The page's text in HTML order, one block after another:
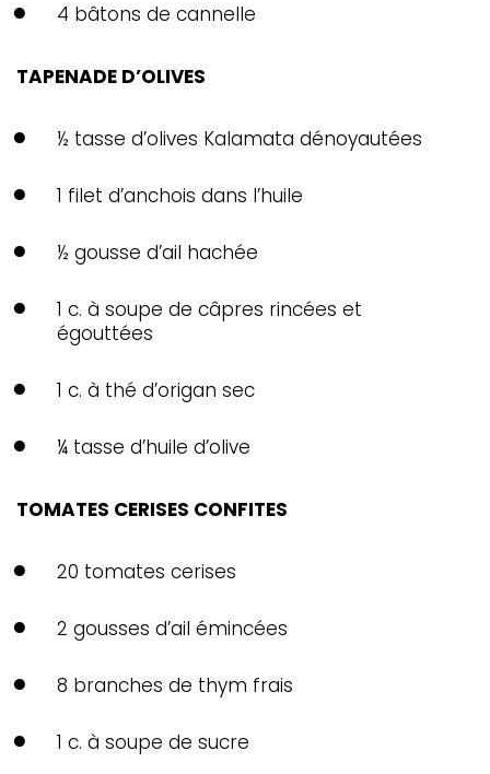
4 bâtons de cannelle
TAPENADE D’OLIVES
½ tasse d’olives Kalamata dénoyautées
1 filet d’anchois dans l’huile
½ gousse d’ail hachée
1 c. à soupe de câpres rincées et
égouttées
1 c. à thé d’origan sec
¼ tasse d’huile d’olive
TOMATES CERISES CONFITES
20 tomates cerises
2 gousses d’ail émincées
8 branches de thym frais
1 c. à soupe de sucre